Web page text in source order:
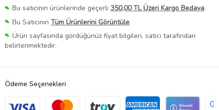
Bu satıcının ürünlerinde geçerli 350,00 TL Üzeri Kargo Bedava
Bu Satıcının Tüm Ürünlerini Görüntüle
Ürün sayfasında gördüğünüz fiyat bilgileri, satıcı tarafından
belirlenmektedir.
Ödeme Seçenekleri